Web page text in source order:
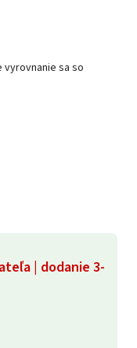
| dodanie 3-
sa so